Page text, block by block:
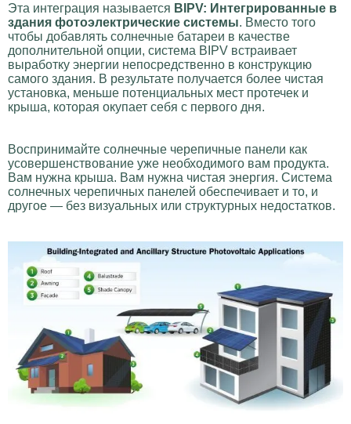
Эта интеграция называется BIPV: Интегрированные в
здания фотоэлектрические системы. Вместо того
чтобы добавлять солнечные батареи в качестве
дополнительной опции, система BIPV встраивает
выработку энергии непосредственно в конструкцию
самого здания. В результате получается более чистая
установка, меньше потенциальных мест протечек и
крыша, которая окупает себя с первого дня.
Воспринимайте солнечные черепичные панели как
усовершенствование уже необходимого вам продукта.
Вам нужна крыша. Вам нужна чистая энергия. Система
солнечных черепичных панелей обеспечивает и то, и
другое — без визуальных или структурных недостатков.